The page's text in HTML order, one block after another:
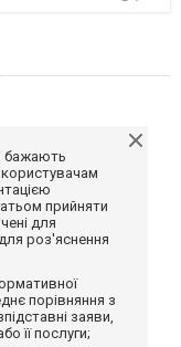
бажають
прийняти
для
роз'яснення
порівняння з
заяви,
її послуги;